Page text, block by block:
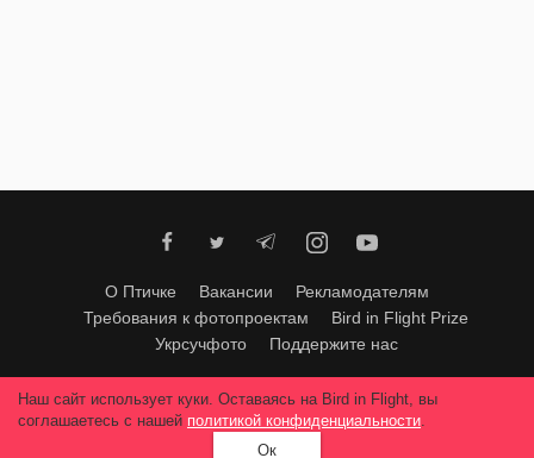
О Птичке Вакансии
Рекламодателям
Требования к фотопроектам
Bird in Flight Prize
Укрсучфото
Поддержите нас
Любое использование материалов допускается только с согласия
редакции.© 2026, Bird In Flight.
Все права защищены.
Наш сайт использует куки. Оставаясь на Bird in Flight, вы
соглашаетесь с нашей политикой конфиденциальности.
Ок